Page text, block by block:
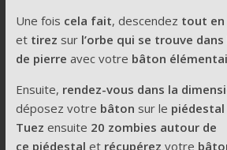
Une fois cela fait, descendez tout en
ettirez sur l’orbe qui se trouve
de pierre avec votre bâton
Ensuite, rendez-vous dans la
déposez votre bâton sur le
Tuez ensuite 20 zombies autour de
ce piédestal et récupérez votre